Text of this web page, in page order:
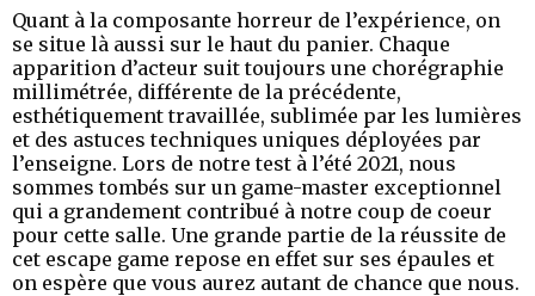
Quant à la composante horreur de l’expérience, on
se situe là aussi sur le haut du panier. Chaque
apparition d’acteur suit toujours une chorégraphie
millimétrée, différente de la précédente,
esthétiquement travaillée, sublimée par les lumières
et des astuces techniques uniques déployées par
l’enseigne. Lors de notre test à l’été 2021, nous
sommes tombés sur un game-master exceptionnel
qui a grandement contribué à notre coup de coeur
pour cette salle. Une grande partie de la réussite de
cet escape game repose en effet sur ses épaules et
on espère que vous aurez autant de chance que nous.